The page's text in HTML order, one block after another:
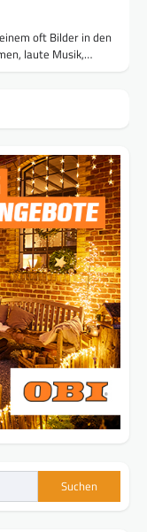
oft Bilder in den
laute Musik,…
Suchen